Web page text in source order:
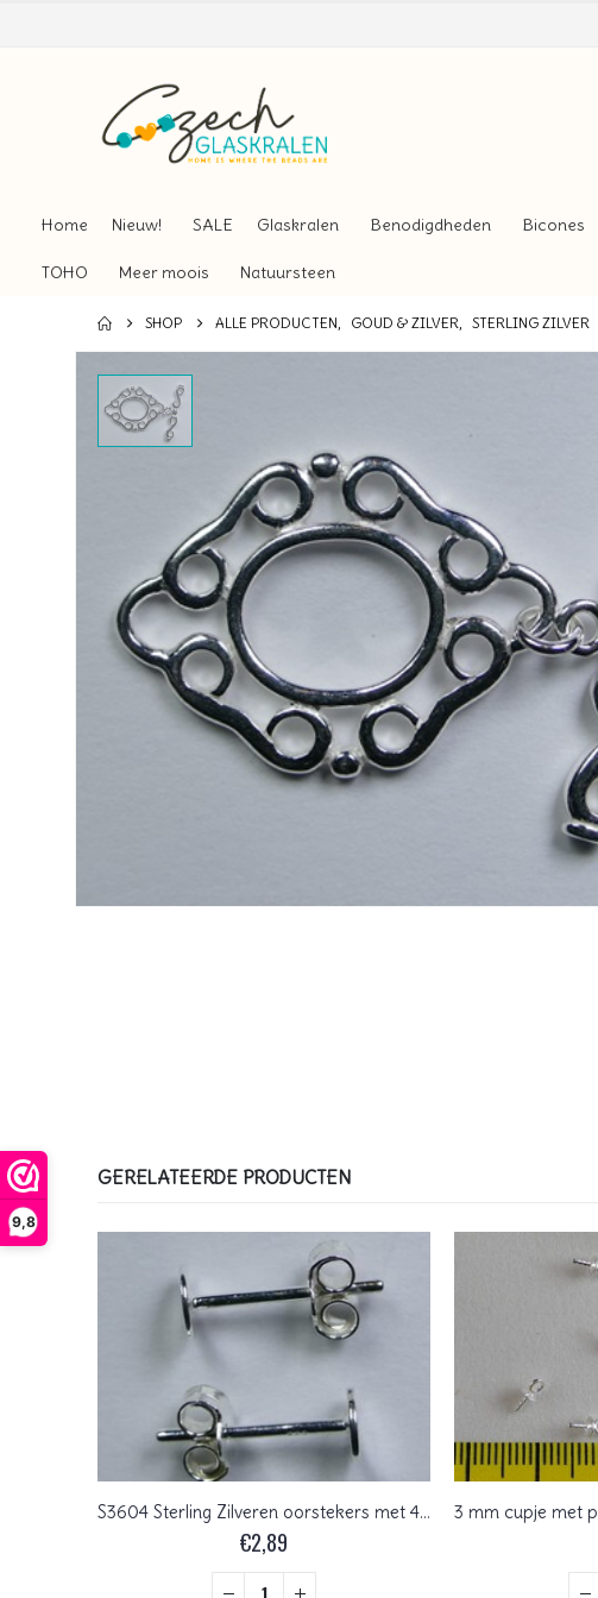
9,8
Home Nieuw! SALE Glaskralen Benodigdheden Bicones
TOHO Meer moois Natuursteen
SHOP ALLE PRODUCTEN, GOUD & ZILVER, STERLING ZILVER
GERELATEERDE PRODUCTEN
S3604 Sterling Zilveren oorstekers met 4 mm rond plaatje
€2,89